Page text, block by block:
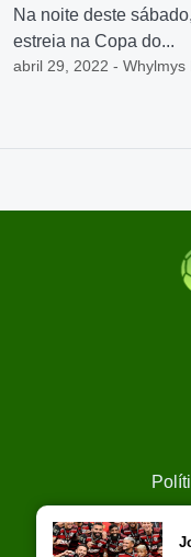
Na noite deste
estreia na Copa do...
abril 29, 2022 - Whylmys